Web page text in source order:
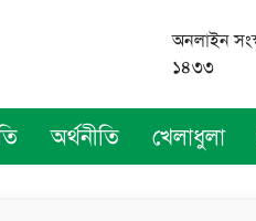
অনলাইন
১৪৩৩
অর্থনীতি খেলাধুলা